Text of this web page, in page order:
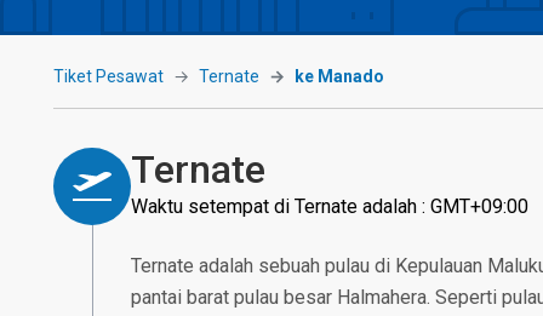
Tiket Pesawat Ternate ke Manado
Ternate
Waktu setempat di Ternate adalah : GMT+09:00
Ternate adalah sebuah pulau di Kepulauan
pantai barat pulau besar Halmahera. Seperti